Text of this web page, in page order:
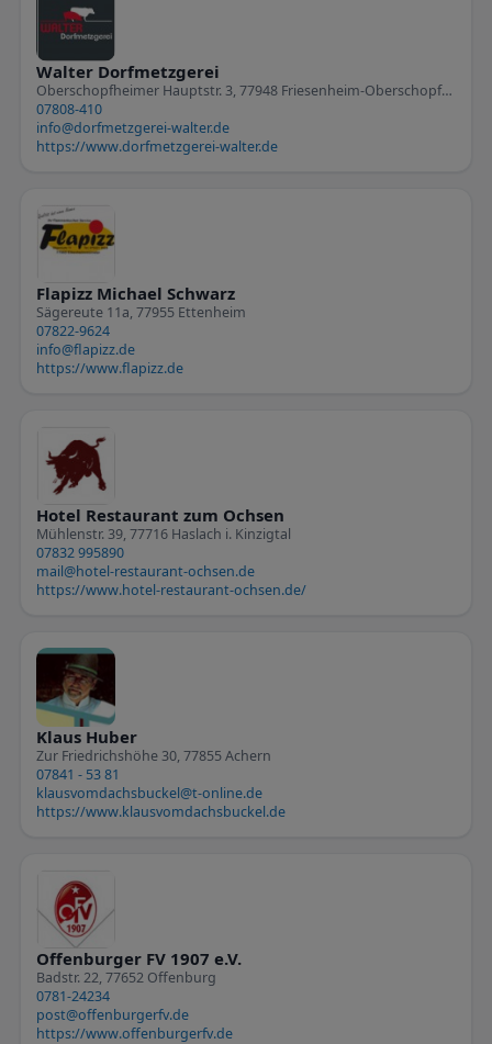
Walter Dorfmetzgerei
Oberschopfheimer Hauptstr. 3, 77948 Friesenheim-Oberschopfheim
07808-410
info@dorfmetzgerei-walter.de
https://www.dorfmetzgerei-walter.de
Flapizz Michael Schwarz
Sägereute 11a, 77955 Ettenheim
07822-9624
info@flapizz.de
https://www.flapizz.de
Hotel Restaurant zum Ochsen
Mühlenstr. 39, 77716 Haslach i. Kinzigtal
07832 995890
mail@hotel-restaurant-ochsen.de
https://www.hotel-restaurant-ochsen.de/
Klaus Huber
Zur Friedrichshöhe 30, 77855 Achern
07841 - 53 81
klausvomdachsbuckel@t-online.de
https://www.klausvomdachsbuckel.de
Offenburger FV 1907 e.V.
Badstr. 22, 77652 Offenburg
0781-24234
post@offenburgerfv.de
https://www.offenburgerfv.de